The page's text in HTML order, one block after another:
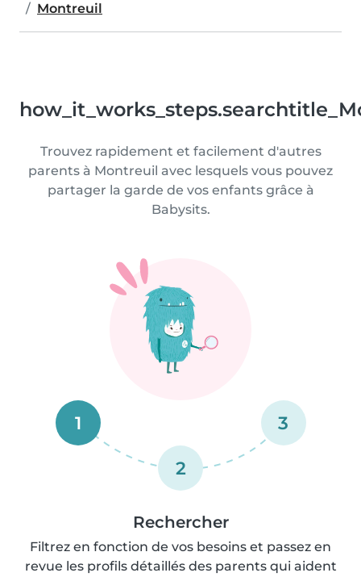
Montreuil
Trouvez rapidement et facilement d'autres
parents à Montreuil avec lesquels vous pouvez
partager la garde de vos enfants grâce à
Babysits.
1
2
3
Rechercher
Filtrez en fonction de vos besoins et passez en
revue les profils détaillés des parents qui aident